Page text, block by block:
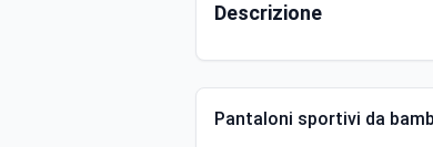
Descrizione
Pantaloni sportivi da